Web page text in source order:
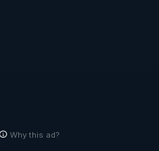
Why this ad?